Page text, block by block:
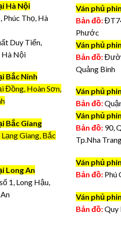
Hà Nội
Phúc Thọ, Hà
Duy Tiến,
Hà Nội
Bắc Ninh
Đồng, Hoàn Sơn,
Bắc Giang
Giang, Bắc
Long An
1, Long Hậu,
Ván phủ
Bản đồ:
Phước
Ván phủ
Bản đồ:
Quảng Bình
Ván phủ
Bản đồ:
Ván phủ
Bản đồ: 90,
Tp.Nha
Ván phủ
Bản đồ: Phú
Ván phủ
Bản đồ:Quy